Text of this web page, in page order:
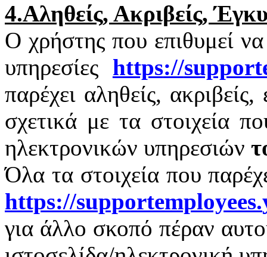
4.Αληθείς, Ακριβείς,
Ο χρήστης που επιθυμεί να
υπηρεσίες https://
παρέχει αληθείς,
σχετικά με τα στοιχεία
ηλεκτρονικών υπηρεσιών
Όλα τα στοιχεία που
https://supportemployees.
για άλλο σκοπό πέραν